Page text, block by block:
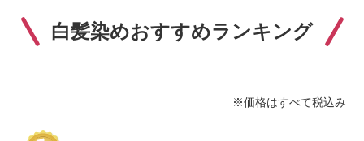
白髪染めおすすめランキング
※価格はすべて税込み